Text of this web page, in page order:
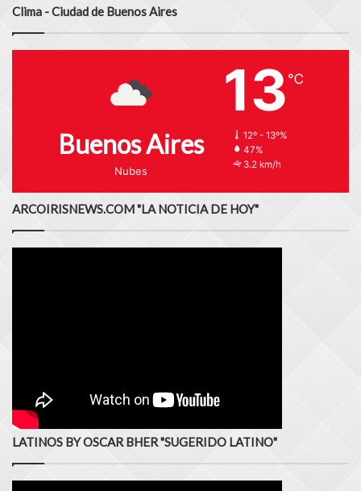
Clima - Ciudad de Buenos Aires
Buenos Aires
Nubes
13 ℃
12º - 13º%
47%
3.2 km/h
ARCOIRISNEWS.COM "LA NOTICIA DE HOY"
LATINOS BY OSCAR BHER "SUGERIDO LATINO"